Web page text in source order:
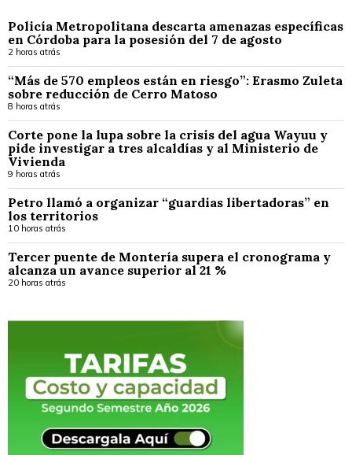
Policía Metropolitana descarta amenazas específicas
en Córdoba para la posesión del 7 de agosto
2 horas atrás
“Más de 570 empleos están en riesgo”: Erasmo Zuleta
sobre reducción de Cerro Matoso
8 horas atrás
Corte pone la lupa sobre la crisis del agua Wayuu y
pide investigar a tres alcaldías y al Ministerio de
Vivienda
9 horas atrás
Petro llamó a organizar “guardias libertadoras” en
los territorios
10 horas atrás
Tercer puente de Montería supera el cronograma y
alcanza un avance superior al 21 %
20 horas atrás